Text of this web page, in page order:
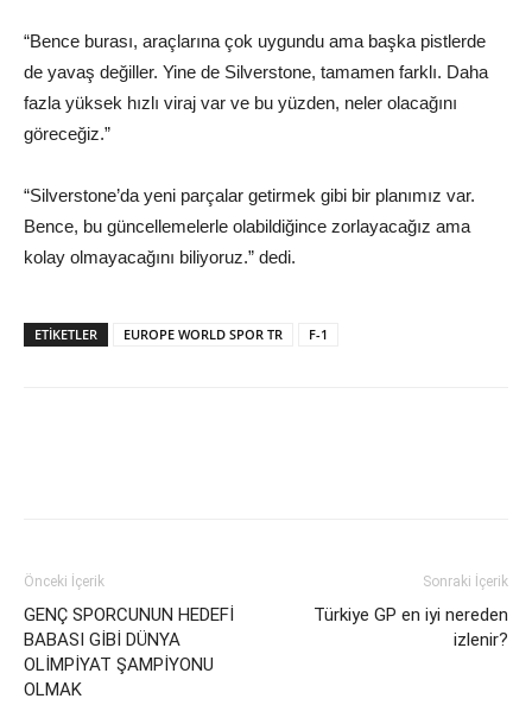
“Bence burası, araçlarına çok uygundu ama başka pistlerde
de yavaş değiller. Yine de Silverstone, tamamen farklı. Daha
fazla yüksek hızlı viraj var ve bu yüzden, neler olacağını
göreceğiz.”
“Silverstone’da yeni parçalar getirmek gibi bir planımız var.
Bence, bu güncellemelerle olabildiğince zorlayacağız ama
kolay olmayacağını biliyoruz.” dedi.
ETIKETLER EUROPE WORLD SPOR TR F-1
Önceki İçerik
GENÇ SPORCUNUN HEDEFİ
BABASI GİBİ DÜNYA
OLİMPİYAT ŞAMPİYONU
OLMAK
Sonraki İçerik
Türkiye GP en iyi nereden
izlenir?